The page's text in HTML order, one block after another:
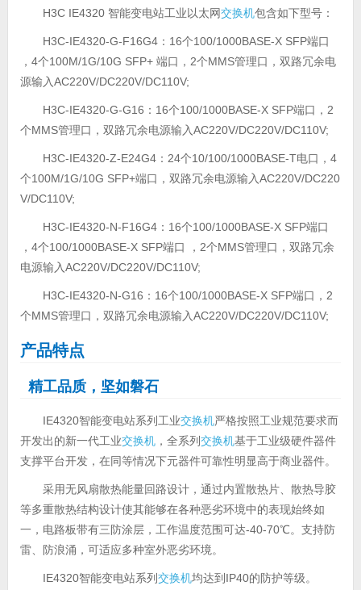
H3C IE4320 智能变电站工业以太网交换机包含如下型号：
H3C-IE4320-G-F16G4：16个100/1000BASE-X SFP端口
，4个100M/1G/10G SFP+ 端口，2个MMS管理口，双路冗余电
源输入AC220V/DC220V/DC110V;
H3C-IE4320-G-G16：16个100/1000BASE-X SFP端口，2
个MMS管理口，双路冗余电源输入AC220V/DC220V/DC110V;
H3C-IE4320-Z-E24G4：24个10/100/1000BASE-T电口，4
个100M/1G/10G SFP+端口，双路冗余电源输入AC220V/DC220
V/DC110V;
H3C-IE4320-N-F16G4：16个100/1000BASE-X SFP端口
，4个100/1000BASE-X SFP端口 ，2个MMS管理口，双路冗余
电源输入AC220V/DC220V/DC110V;
H3C-IE4320-N-G16：16个100/1000BASE-X SFP端口，2
个MMS管理口，双路冗余电源输入AC220V/DC220V/DC110V;
产品特点
精工品质，坚如磐石
IE4320智能变电站系列工业交换机严格按照工业规范要求而
开发出的新一代工业交换机，全系列交换机基于工业级硬件器件
支撑平台开发，在同等情况下元器件可靠性明显高于商业器件。
采用无风扇散热能量回路设计，通过内置散热片、散热导胶
等多重散热结构设计使其能够在各种恶劣环境中的表现始终如
一，电路板带有三防涂层，工作温度范围可达-40-70℃。支持防
雷、防浪涌，可适应多种室外恶劣环境。
IE4320智能变电站系列交换机均达到IP40的防护等级。